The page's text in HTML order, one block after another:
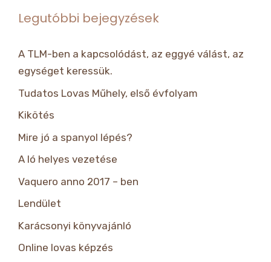
Legutóbbi bejegyzések
A TLM-ben a kapcsolódást, az eggyé válást, az
egységet keressük.
Tudatos Lovas Műhely, első évfolyam
Kikötés
Mire jó a spanyol lépés?
A ló helyes vezetése
Vaquero anno 2017 – ben
Lendület
Karácsonyi könyvajánló
Online lovas képzés